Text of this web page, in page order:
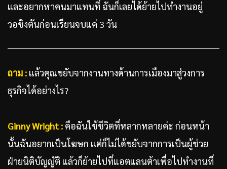
และอยากหาคนมาแทนที่ ฉันก็เลยได้ย้ายไปทำงานอยู่
วอชิงตันก่อนเรียนจบแค่ 3 วัน
ถาม : แล้วคุณขยับจากงานทางด้านการเมืองมาสู่วงการ
ธุรกิจได้อย่างไร?
Ginny Wright : คือฉันใช้ชีวิตที่หลากหลายค่ะ ก่อนหน้า
นั้นฉันอยากเป็นโฆษก แต่ก็ไม่ได้ขยับจากการเป็นผู้ช่วย
ฝ่ายนิติบัญญัติ แล้วก็ย้ายไปที่แอตแลนต้าเพื่อไปทำงานที่